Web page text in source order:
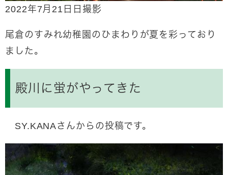
2022年7月21日日撮影
尾倉のすみれ幼稚園のひまわりが夏を彩っており
ました。
殿川に蛍がやってきた
SY.KANAさんからの投稿です。